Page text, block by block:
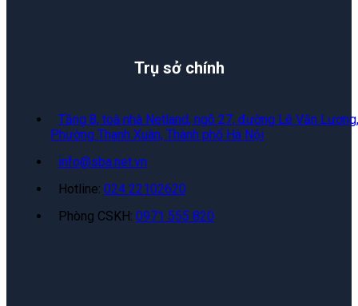
Trụ sở chính
Tầng 8, toà nhà Netland, ngõ 27, đường Lê Văn Lương,
Phường Thanh Xuân, Thành phố Hà Nội
info@sba.net.vn
Hotline: 024 22102620
Phòng CSKH: 0971 555 820